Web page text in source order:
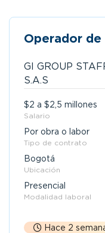
Operador
GI GROUP
S.A.S
$2 a $2,5 millones
Salario
Por obra o labor
Tipo de contrato
Bogotá
Ubicación
Presencial
Modalidad laboral
Hace 2